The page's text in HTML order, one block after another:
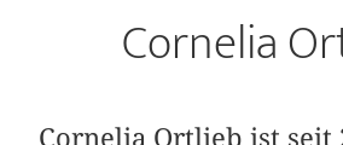
Cornelia
Cornelia Ortlieb ist seit